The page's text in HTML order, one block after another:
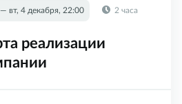
вт, 4 декабря, 22:00 2 часа
реализации